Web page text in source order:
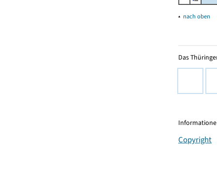
▴ nach oben
Das
Copyright